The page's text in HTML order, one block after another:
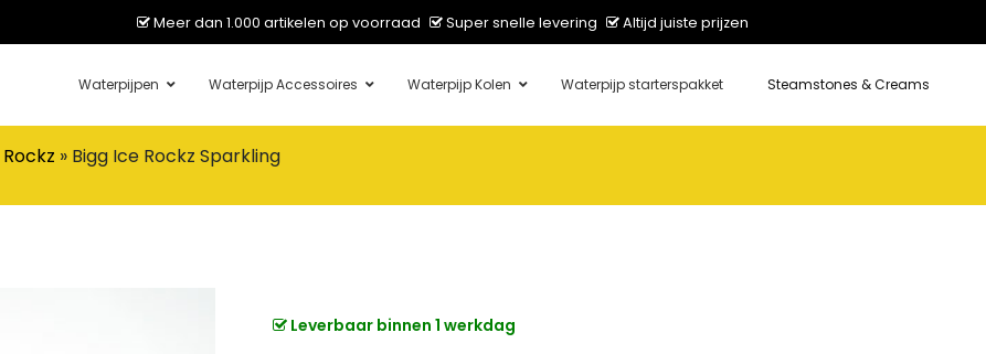
Meer dan 1.000 artikelen op voorraad Super snelle levering Altijd juiste prijzen
Waterpijpen Waterpijp Accessoires Waterpijp Kolen Waterpijp starterspakket Steamstones & Creams
» Bigg Ice Rockz Sparkling
Leverbaar binnen 1 werkdag